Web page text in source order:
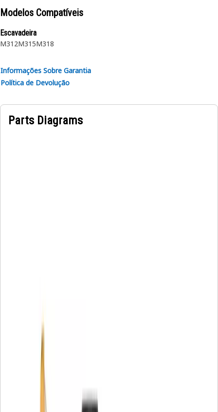
Modelos Compatíveis
Escavadeira
M312M315M318
Informações Sobre Garantia
Política de Devolução
Parts Diagrams